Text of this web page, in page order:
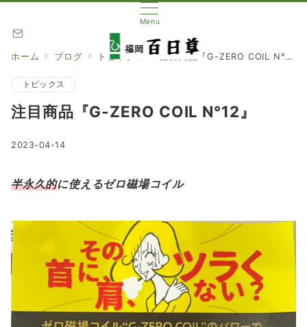
Menu
ホーム ブログ トピックス 注目商品『G-ZERO COIL N°12』
トピックス
注目商品『G-ZERO COIL N°12』
2023-04-14
半永久的に使えるゼロ磁場コイル